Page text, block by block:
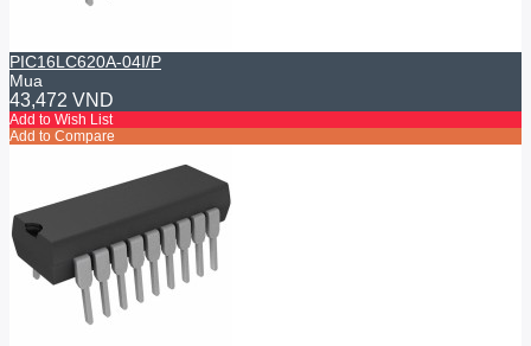
PIC16LC620A-04I/P
Mua
43,472 VND
Add to Wish List
Add to Compare